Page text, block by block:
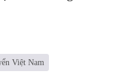
Việt Nam